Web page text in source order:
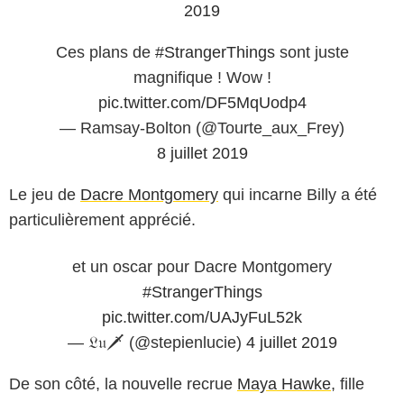
2019
Ces plans de #StrangerThingssont juste
magnifique ! Wow !
pic.twitter.com/DF5MqUodp4
— Ramsay-Bolton (@Tourte_aux_Frey)
8 juillet 2019
Le jeu de Dacre Montgomery qui incarne Billy a été
particulièrement apprécié.
et un oscar pour Dacre Montgomery
#StrangerThings
pic.twitter.com/UAJyFuL52k
— 𝔏𝔲🗡 (@stepienlucie) 4 juillet 2019
De son côté, la nouvelle recrue Maya Hawke, fille